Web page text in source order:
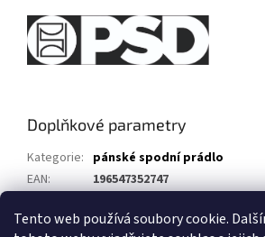
Tento web používá soubory cookie.
Doplňkové parametry
Kategorie: pánské spodní prádlo
EAN:
196547352747